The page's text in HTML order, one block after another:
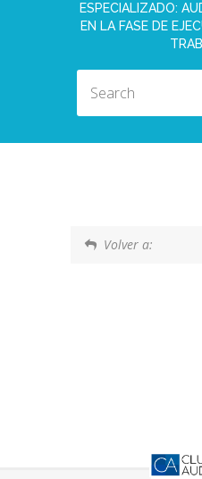
ESPECIALIZADO:
EN LA FASE DE
Volver a: